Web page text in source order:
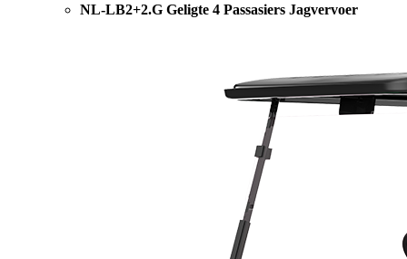
NL-LB2+2.G Geligte 4 Passasiers Jagvervoer